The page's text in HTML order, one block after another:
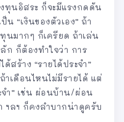
นอิสระ ก็จะมีแรงกดดัน
น “เงินของตัวเอง” ถ้า
นมากๆ ก็เครียด ถ้าเล่น
ก ก็ต้องทำใจว่า การ
สร้าง “รายได้ประจำ”
าเดือนไหนไม่มีรายได้ แต่
จำ” เช่น ผ่อนบ้าน/ผ่อน
ฯลฯ ก็คงลำบากน่าดูครับ